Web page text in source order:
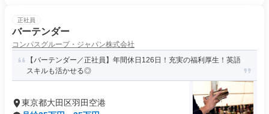
正社員
バーテンダー
コンパスグループ・ジャパン株式会社
【バーテンダー／正社員】年間休日126日！充実の福利厚生！英語
スキルも活かせる◎
東京都大田区羽田空港